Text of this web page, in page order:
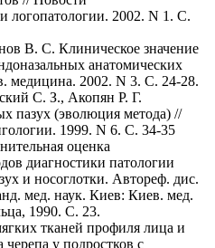
логопатологии. 2002. N 1. C.
В. С. Клиническое значение
анатомических
медицина. 2002. N 3. C. 24-28.
С. З., Акопян Р. Г.
пазух (эволюция метода) //
1999. N 6. C. 34-35
оценка
диагностики патологии
и носоглотки. Автореф. дис.
мед. наук. Киев: Киев. мед.
1990. C. 23.
тканей профиля лица и
черепа у подростков с